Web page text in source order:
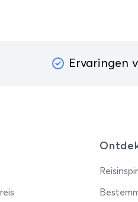
Ervaringen